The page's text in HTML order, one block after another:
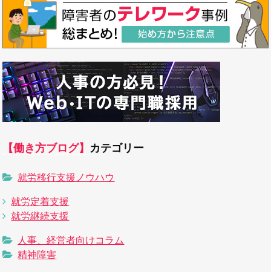
【働き方ブログ】 カテゴリー
就労移行支援ノウハウ
就労定着支援
就労継続支援
人事、経営者向けコラム
精神障害